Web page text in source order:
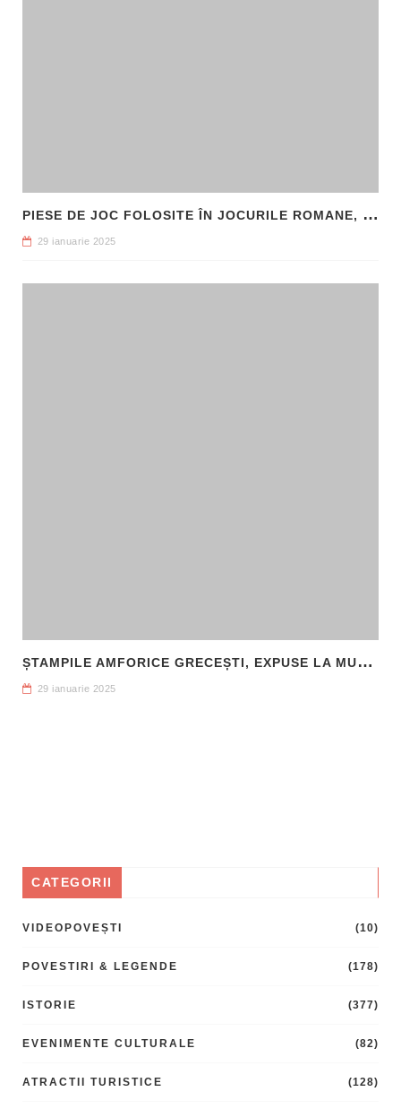
P
IESE DE JOC FOLOSITE ÎN JOCURILE ROMANE, DESCOPERITE LA HADRIANOPOLIS
29 ianuarie 2025
Ș
TAMPILE AMFORICE GRECEȘTI, EXPUSE LA MUZEUL DE ARHEOLOGIE CALLATIS MANGALIA
29 ianuarie 2025
CATEGORII
VIDEOPOVEȘTI (10)
POVESTIRI & LEGENDE (178)
ISTORIE (377)
EVENIMENTE CULTURALE (82)
ATRACTII TURISTICE (128)